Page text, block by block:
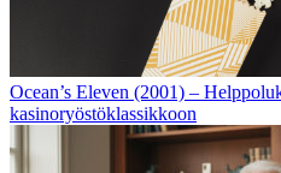
Ocean’s Eleven (2001) –
kasinoryöstöklassikkoon